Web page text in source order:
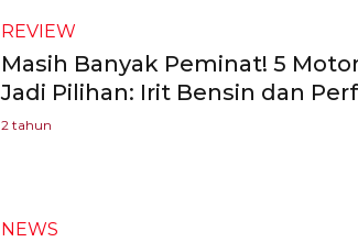
REVIEW
Masih Banyak Peminat! 5
Jadi Pilihan: Irit Bensin dan
2 tahun
NEWS